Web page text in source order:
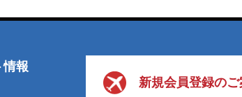
情報
新規会員登録のご